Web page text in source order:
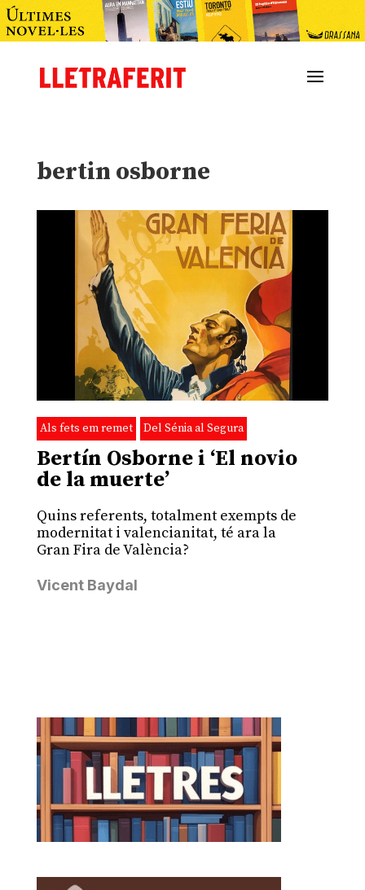
bertin osborne
Als fets em remet Del Sénia al Segura
Bertín Osborne i ‘El novio
de la muerte’
Quins referents, totalment exempts de
modernitat i valencianitat, té ara la
Gran Fira de València?
Vicent Baydal